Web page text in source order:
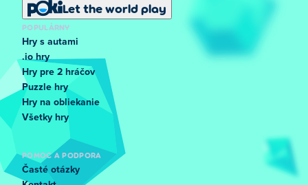
Let the world play
POPULÁRNY
Hry s autami
.io hry
Hry pre 2 hráčov
Puzzle hry
Hry na obliekanie
Všetky hry
POMOC A PODPORA
Časté otázky